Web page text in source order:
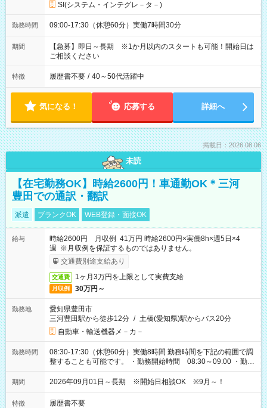
SI(システム・インテグレ－タ－)
勤務時間 09:00-17:30（休憩60分）実働7時間30分
期間
【急募】即日～長期 ※1か月以内のスタートも可能！開始日は
ご相談ください
特徴 履歴書不要 / 40～50代活躍中
気になる！ 応募する 詳細へ
掲載日：2026.08.06
未読
【在宅勤務OK】時給2600円！車通勤OK＊三河
豊田での通訳・翻訳
派遣 ブランクOK WEB登録・面接OK
給与
時給2600円 月収例 41万円 時給2600円×実働8h×週5日×4
週 ※月収例を保証するものではありません。
交通費別途支給あり
交通費 1ヶ月3万円を上限として実費支給
月収例 30万円～
勤務地
愛知県豊田市
三河豊田駅から徒歩12分 / 土橋(愛知県)駅からバス20分
自動車・輸送機器メ－カ－
勤務時間
08:30-17:30（休憩60分）実働8時間 勤務時間を下記の範囲で調
整することも可能です。 ・勤務開始時間 08:30～09:00 ・勤務
終了時間 17:30～18:00
期間 2026年09月01日～長期 ※開始日相談OK ※9月～！
特徴 履歴書不要